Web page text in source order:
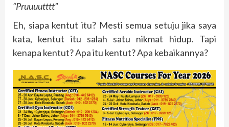
“Pruuuutttt”
Eh, siapa kentut itu? Mesti semua setuju jika saya
kata, kentut itu salah satu nikmat hidup. Tapi
kenapa kentut? Apa itu kentut? Apa kebaikannya?